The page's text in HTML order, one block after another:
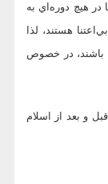
هيچ دوره‌اي به
هستند، لذا
باشند، در خصوص
و بعد از اسلام